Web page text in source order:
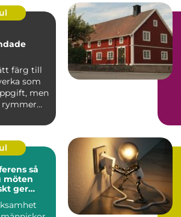
färg till
som
men
rymmer
så
möten
ger